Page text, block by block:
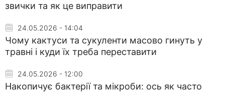
звички та як це виправити
24.05.2026 - 14:04
Чому кактуси та сукуленти масово гинуть у
травні і куди їх треба переставити
24.05.2026 - 12:00
Накопичує бактерії та мікроби: ось як часто